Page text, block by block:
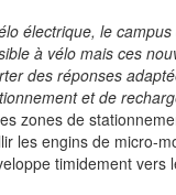
électrique, le
à vélo mais ces
des réponses
et de
zones de
les engins de micro-
timidement vers